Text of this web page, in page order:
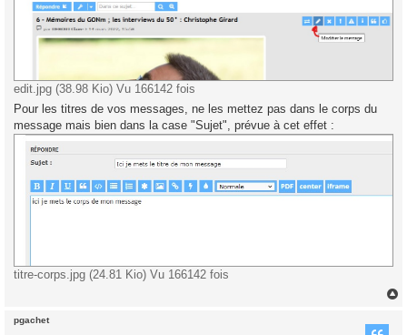
edit.jpg (38.98 Kio) Vu 166142 fois
Pour les titres de vos messages, ne les mettez pas dans le corps du
message mais bien dans la case "Sujet", prévue à cet effet :
titre-corps.jpg (24.81 Kio) Vu 166142 fois
pgachet